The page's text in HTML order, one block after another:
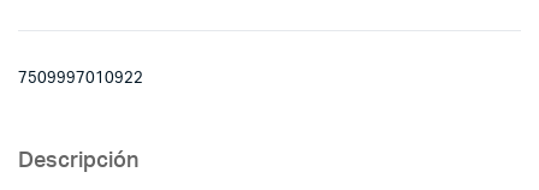
7509997010922
Descripción